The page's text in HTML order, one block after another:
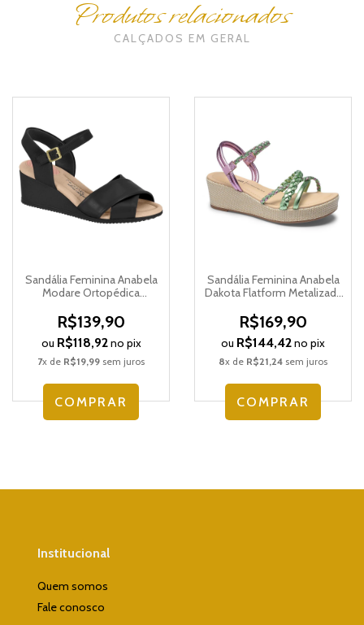
Produtos relacionados
CALÇADOS EM GERAL
Sandália Feminina Anabela
Modare Ortopédica
R$139,90
ou R$118,92no pix
7x de R$19,99 sem juros
COMPRAR
Sandália Feminina Anabela
Dakota Flatform Metalizada
R$169,90
ou R$144,42no pix
8x de R$21,24 sem juros
COMPRAR
Institucional
Quem somos
Fale conosco